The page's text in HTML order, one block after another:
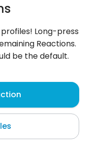
tylko dlatego że
Long-press
Reactions.
be the default.